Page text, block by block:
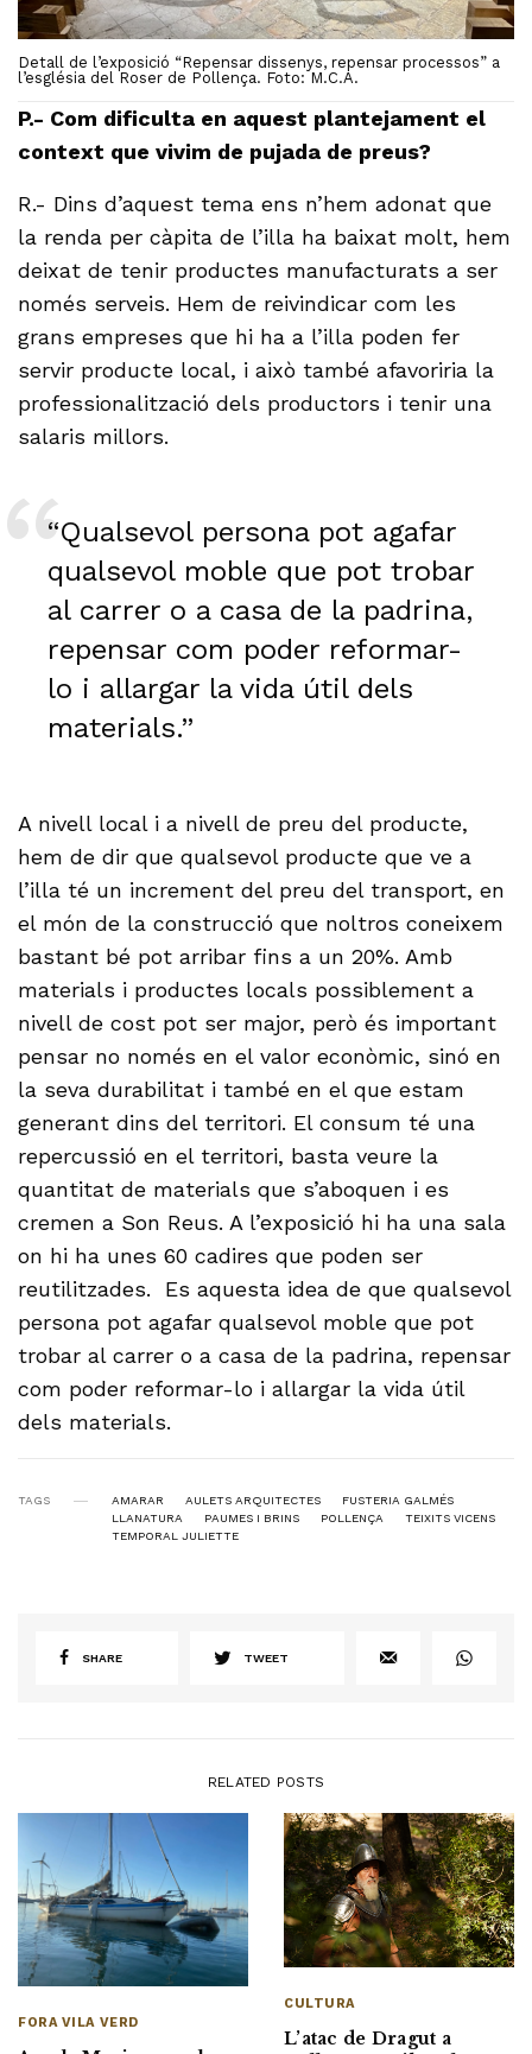
Detall de l’exposició “Repensar dissenys, repensar processos” a
l’església del Roser de Pollença. Foto: M.C.A.
P.- Com dificulta en aquest plantejament el
context que vivim de pujada de preus?
R.- Dins d’aquest tema ens n’hem adonat que
la renda per càpita de l’illa ha baixat molt, hem
deixat de tenir productes manufacturats a ser
només serveis. Hem de reivindicar com les
grans empreses que hi ha a l’illa poden fer
servir producte local, i això també afavoriria la
professionalització dels productors i tenir una
salaris millors.
“Qualsevol persona pot agafar
qualsevol moble que pot trobar
al carrer o a casa de la padrina,
repensar com poder reformar-
lo i allargar la vida útil dels
materials.”
A nivell local i a nivell de preu del producte,
hem de dir que qualsevol producte que ve a
l’illa té un increment del preu del transport, en
el món de la construcció que noltros coneixem
bastant bé pot arribar fins a un 20%. Amb
materials i productes locals possiblement a
nivell de cost pot ser major, però és important
pensar no només en el valor econòmic, sinó en
la seva durabilitat i també en el que estam
generant dins del territori. El consum té una
repercussió en el territori, basta veure la
quantitat de materials que s’aboquen i es
cremen a Son Reus. A l’exposició hi ha una sala
on hi ha unes 60 cadires que poden ser
reutilitzades. Es aquesta idea de que qualsevol
persona pot agafar qualsevol moble que pot
trobar al carrer o a casa de la padrina, repensar
com poder reformar-lo i allargar la vida útil
dels materials.
TAGS AMARAR AULETS ARQUITECTES
FUSTERIA GALMÉS
LLANATURA
PAUMES I BRINS POLLENÇA
TEIXITS VICENS
TEMPORAL JULIETTE
SHARE TWEET
RELATED POSTS
FORA VILA VERD
CULTURA
L’atac de Dragut a